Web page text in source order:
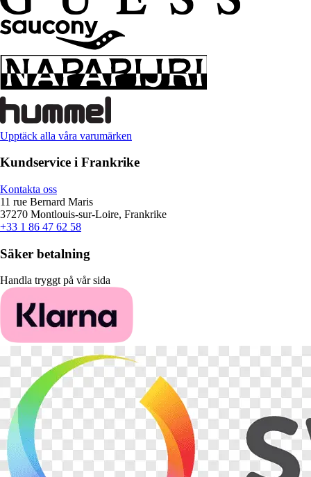
Upptäck alla våra varumärken
Kundservice i Frankrike
Kontakta oss
11 rue Bernard Maris
37270 Montlouis-sur-Loire, Frankrike
+33 1 86 47 62 58
Säker betalning
Handla tryggt på vår sida